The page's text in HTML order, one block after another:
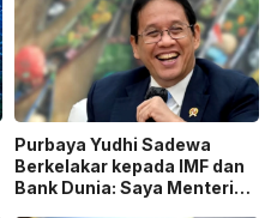
Purbaya Yudhi Sadewa
Berkelakar kepada IMF dan
Bank Dunia: Saya Menteri